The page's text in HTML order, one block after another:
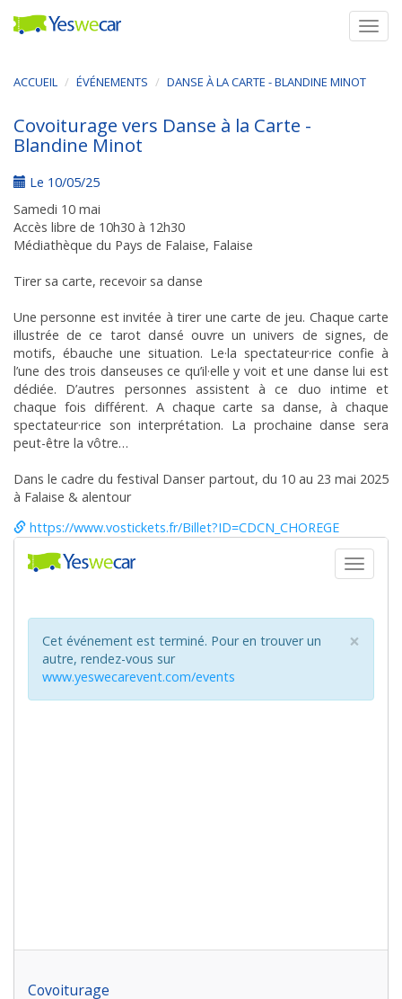
ACCUEIL ÉVÉNEMENTS DANSE À LA CARTE - BLANDINE MINOT
Covoiturage vers Danse à la Carte -
Blandine Minot
Le 10/05/25
Samedi 10 mai
Accès libre de 10h30 à 12h30
Médiathèque du Pays de Falaise, Falaise
Tirer sa carte, recevoir sa danse
Une personne est invitée à tirer une carte de jeu. Chaque carte
illustrée de ce tarot dansé ouvre un univers de signes, de
motifs, ébauche une situation. Le·la spectateur·rice confie à
l’une des trois danseuses ce qu’il·elle y voit et une danse lui est
dédiée. D’autres personnes assistent à ce duo intime et
chaque fois différent. A chaque carte sa danse, à chaque
spectateur·rice son interprétation. La prochaine danse sera
peut-être la vôtre…
Dans le cadre du festival Danser partout, du 10 au 23 mai 2025
à Falaise & alentour
https://www.vostickets.fr/Billet?ID=CDCN_CHOREGE